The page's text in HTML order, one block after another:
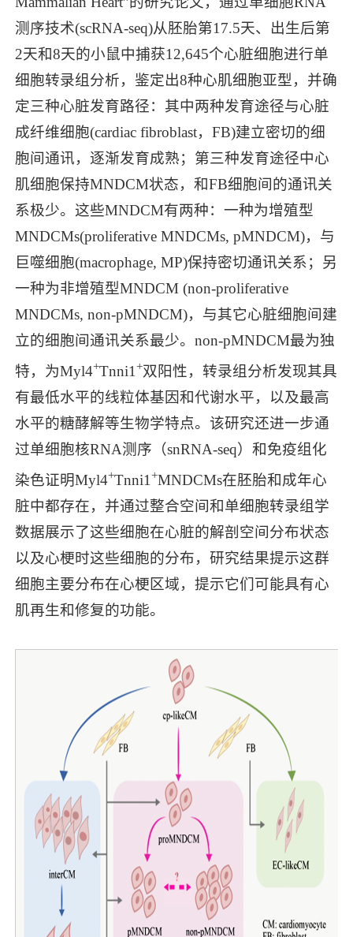
测序技术(scRNA-seq)从胚胎第17.5天、出生后第
2天和8天的小鼠中捕获12,645个心脏细胞进行单
细胞转录组分析，鉴定出8种心肌细胞亚型，并确
定三种心脏发育路径：其中两种发育途径与心脏
成纤维细胞(cardiac fibroblast，FB)建立密切的细
胞间通讯，逐渐发育成熟；第三种发育途径中心
肌细胞保持MNDCM状态，和FB细胞间的通讯关
系极少。这些MNDCM有两种：一种为增殖型
MNDCMs(proliferative MNDCMs, pMNDCM)，与
巨噬细胞(macrophage, MP)保持密切通讯关系；另
一种为非增殖型MNDCM (non-proliferative
MNDCMs, non-pMNDCM)，与其它心脏细胞间建
立的细胞间通讯关系最少。non-pMNDCM最为独
特，为Myl4+Tnni1+双阳性，转录组分析发现其具
有最低水平的线粒体基因和代谢水平，以及最高
水平的糖酵解等生物学特点。该研究还进一步通
过单细胞核RNA测序（snRNA-seq）和免疫组化
染色证明Myl4+Tnni1+MNDCMs在胚胎和成年心
脏中都存在，并通过整合空间和单细胞转录组学
数据展示了这些细胞在心脏的解剖空间分布状态
以及心梗时这些细胞的分布，研究结果提示这群
细胞主要分布在心梗区域，提示它们可能具有心
肌再生和修复的功能。